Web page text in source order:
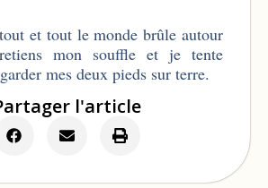
et tout le monde brûle autour
mon souffle et je tente
mes deux pieds sur terre.
l'article